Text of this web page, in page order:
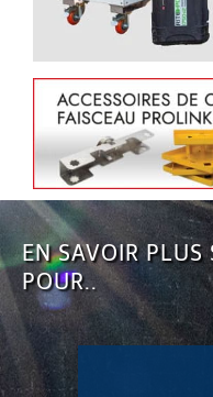
EN SAVOIR PLUS
POUR..